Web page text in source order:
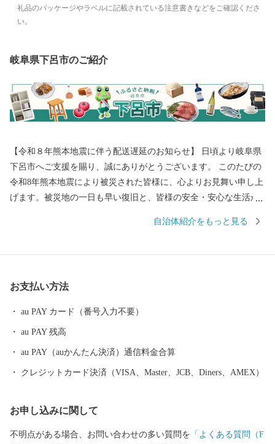
礼品のパッケージやラベルに記載されている注意書きなどをご確認くださ
い。
岐阜県下呂市のご紹介
【令和８年熊本地震に伴う配送遅延のお知らせ】 日頃より岐阜県
下呂市へご支援を賜り、誠にありがとうございます。 このたびの
令和8年熊本地震により被災された皆様に、心よりお見舞い申し上
げます。被災地の一日も早い復旧と、皆様の安全・安心な生活が
より、一部地域において配送会社の営業停止や配送業務の遅延が
待ちいただいている皆様には、多大なるご迷惑とご心配をおかけ
は、岐阜県の中東部に位置し、北は高山市、南は加茂郡、西は郡
上市、関市、東は中津川市と長野県に接しています。 ほぼ中央を
飛騨川が南へ流れ、西には馬瀬川があり、周囲には霊峰御嶽山を
た、飛騨川に沿って国道41号やJR高山本線が通り、横断する形で
自治体紹介をもっと見る
お支払い方法
au PAY カード（番号入力不要）
au PAY 残高
au PAY（auかんたん決済）通信料金合算
クレジットカード決済（VISA、Master、JCB、Diners、AMEX）
お申し込みに関して
不明点がある場合、お問い合わせの多い質問を 「よくある質問（F